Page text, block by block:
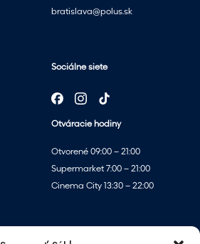
bratislava@polus.sk
Sociálne siete
Otváracie hodiny
Otvorené 09:00 – 21:00
Supermarket 7:00 – 21:00
Cinema City 13:30 – 22:00